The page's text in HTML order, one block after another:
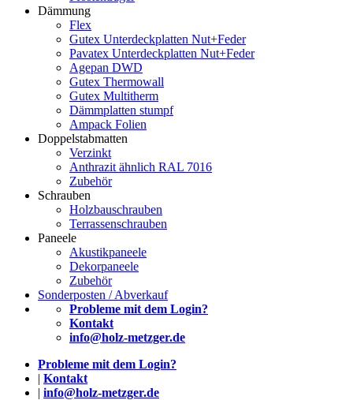
Dämmung
Flex
Gutex Unterdeckplatten Nut+Feder
Pavatex Unterdeckplatten Nut+Feder
Agepan DWD
Gutex Thermowall
Gutex Multitherm
Dämmplatten stumpf
Ampack Folien
Doppelstabmatten
Verzinkt
Anthrazit ähnlich RAL 7016
Zubehör
Schrauben
Holzbauschrauben
Terrassenschrauben
Paneele
Akustikpaneele
Dekorpaneele
Zubehör
Sonderposten / Abverkauf
Probleme mit dem Login?
Kontakt
info@holz-metzger.de
Probleme mit dem Login?
| Kontakt
| info@holz-metzger.de